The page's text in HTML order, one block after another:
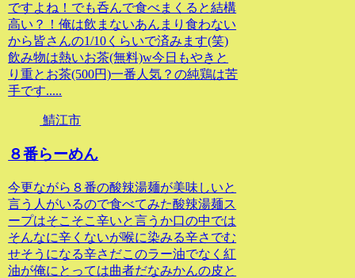
ですよね！でも呑んで食べまくると結構
高い？！俺は飲まないあんまり食わない
から皆さんの1/10くらいで済みます(笑)
飲み物は熱いお茶(無料)w今日もやきと
り重とお茶(500円)一番人気？の純鶏は苦
手です.....
鯖江市
８番らーめん
今更ながら８番の酸辣湯麺が美味しいと
言う人がいるので食べてみた酸辣湯麺ス
ープはそこそこ辛いと言うか口の中では
そんなに辛くないが喉に染みる辛さでむ
せそうになる辛さだこのラー油でなく紅
油が俺にとっては曲者だなみかんの皮と